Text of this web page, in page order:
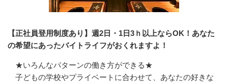
【正社員登用制度あり】週2日・1日3ｈ以上ならOK！あなた
の希望にあったバイトライフがおくれますよ！
★いろんなパターンの働き方ができる★
子どもの学校やプライベートに合わせて、あなたの好きな